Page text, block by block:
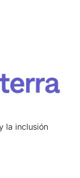
la inclusión